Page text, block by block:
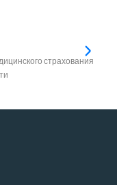
страхования